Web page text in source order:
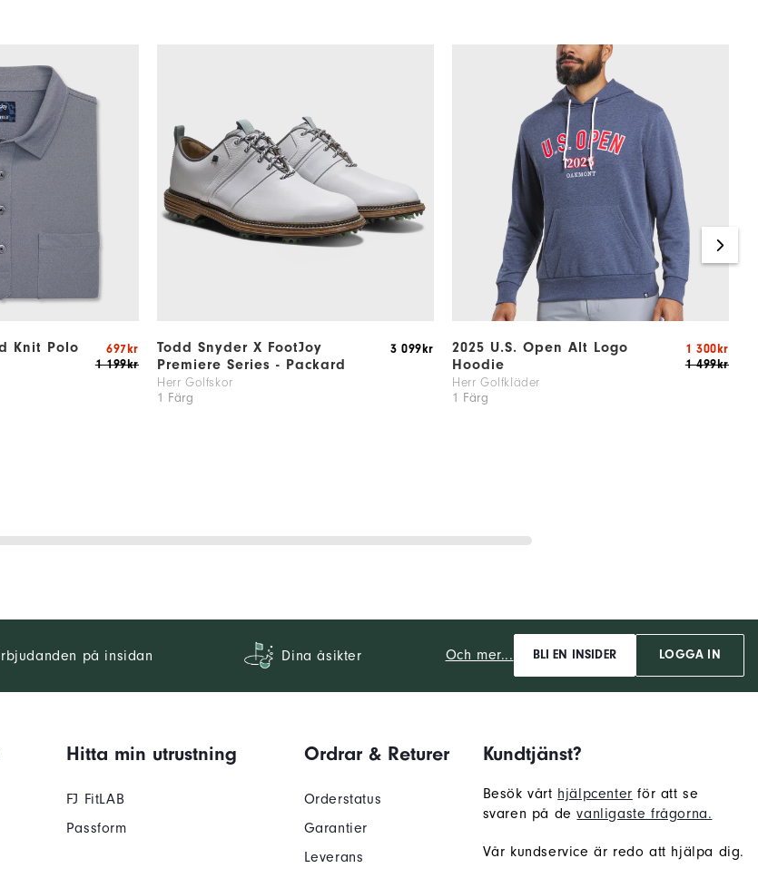
Knit Polo
1 199kr
697kr
Todd Snyder X FootJoy
Premiere Series - Packard
Herr Golfskor
1 Färg
3 099kr
2025 U.S. Open Alt Logo
Hoodie
Herr Golfkläder
1 Färg
1 499kr
1 300kr
på insidan Dina åsikter Och mer... BLI EN INSIDER LOGGA IN
Hitta min utrustning
FJ FitLAB
Passform
Ordrar & Returer
Orderstatus
Garantier
Leverans
Kundtjänst?
Besök vårt hjälpcenter för att se
svaren på devanligaste frågorna.
Vår kundservice är redo att hjälpa dig.